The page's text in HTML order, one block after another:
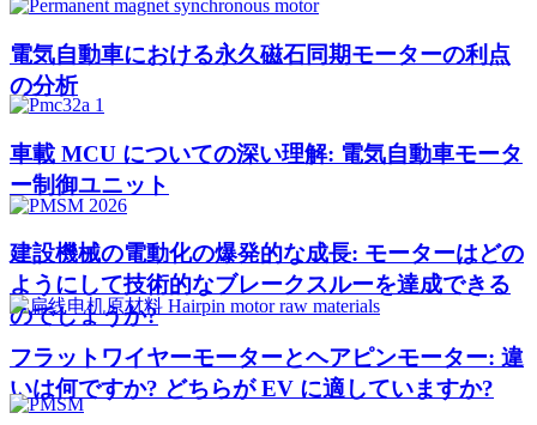
電気自動車における永久磁石同期モーターの利点
の分析
車載 MCU についての深い理解: 電気自動車モータ
ー制御ユニット
建設機械の電動化の爆発的な成長: モーターはどの
ようにして技術的なブレークスルーを達成できる
のでしょうか?
フラットワイヤーモーターとヘアピンモーター: 違
いは何ですか? どちらが EV に適していますか?